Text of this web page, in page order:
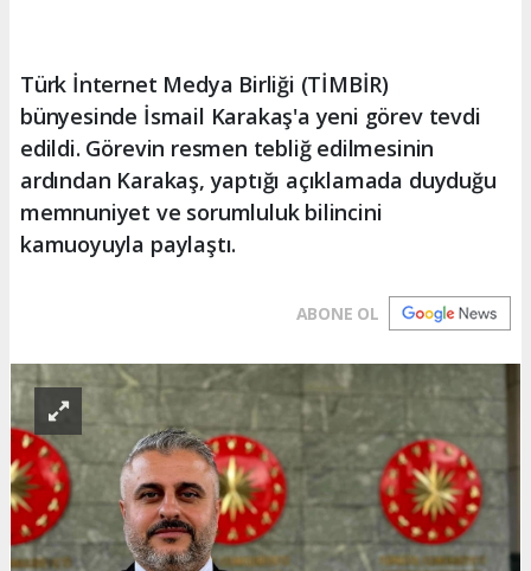
Türk İnternet Medya Birliği (TİMBİR)
bünyesinde İsmail Karakaş'a yeni görev tevdi
edildi. Görevin resmen tebliğ edilmesinin
ardından Karakaş, yaptığı açıklamada duyduğu
memnuniyet ve sorumluluk bilincini
kamuoyuyla paylaştı.
ABONE OL